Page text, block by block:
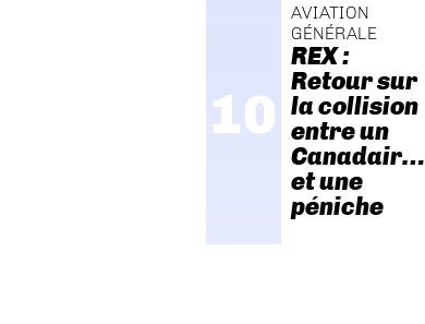
AVIATION
GÉNÉRALE
REX :
Retour sur
la collision
entre un
Canadair…
et une
péniche